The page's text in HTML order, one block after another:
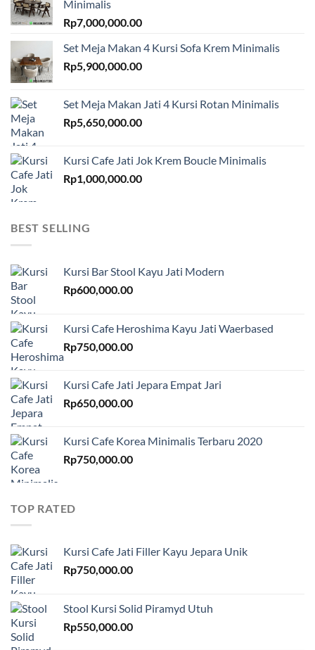
Minimalis
Rp7,000,000.00
Set Meja Makan 4 Kursi Sofa Krem Minimalis
Rp5,900,000.00
Set Meja Makan Jati 4 Kursi Rotan Minimalis
Rp5,650,000.00
Kursi Cafe Jati Jok Krem Boucle Minimalis
Rp1,000,000.00
BEST SELLING
Kursi Bar Stool Kayu Jati Modern
Rp600,000.00
Kursi Cafe Heroshima Kayu Jati Waerbased
Rp750,000.00
Kursi Cafe Jati Jepara Empat Jari
Rp650,000.00
Kursi Cafe Korea Minimalis Terbaru 2020
Rp750,000.00
TOP RATED
Kursi Cafe Jati Filler Kayu Jepara Unik
Rp750,000.00
Stool Kursi Solid Piramyd Utuh
Rp550,000.00